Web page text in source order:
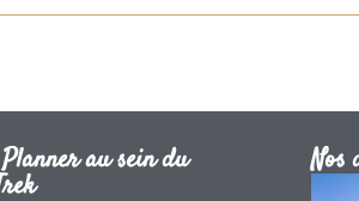
au sein du Nos